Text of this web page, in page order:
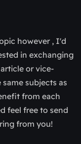
however , I'd
in exchanging
or vice-
subjects as
from each
feel free to send
from you!